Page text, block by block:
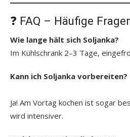
❓ FAQ – Häufige
Wie lange hält sich Soljanka?
Im Kühlschrank 2–3 Tage,
Kann ich Soljanka vorbereiten?
Ja! Am Vortag kochen ist sogar
wird intensiver.